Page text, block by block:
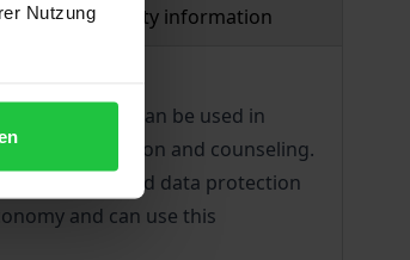
Nutzung
Product safety information
technology can be used in
documentation and counseling.
as ethical and data protection
and can use this